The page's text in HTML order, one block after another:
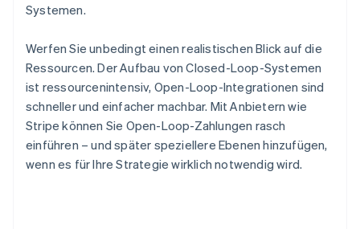
Systemen.
Werfen Sie unbedingt einen realistischen Blick auf die
Ressourcen. Der Aufbau von Closed-Loop-Systemen
ist ressourcenintensiv, Open-Loop-Integrationen sind
schneller und einfacher machbar. Mit Anbietern wie
Stripe können Sie Open-Loop-Zahlungen rasch
einführen – und später speziellere Ebenen hinzufügen,
wenn es für Ihre Strategie wirklich notwendig wird.